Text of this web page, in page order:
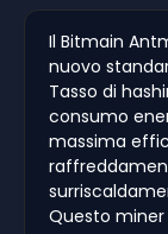
Il Bitmain
nuovo
Tasso di
consumo
massima
Questo